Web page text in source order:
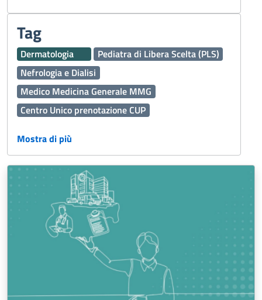
Tag
Dermatologia
Pediatra di Libera Scelta (PLS)
Nefrologia e Dialisi
Medico Medicina Generale MMG
Centro Unico prenotazione CUP
Vaccinazioni
Percorso Diagnostico Terapeutico Assistenziale PDTA
Medicina Generale
Emergenza Sanitaria
Servizi Online
Servizi Distrettuali
Operatori Socio Sanitari OSS
Continuità assistenziale ex Guardia Medica
Disabilità
Sport
Igiene Alimenti
Caldo
Prenotazioni
Fascicolo Sanitario Elettronico FSE
Mostra di più